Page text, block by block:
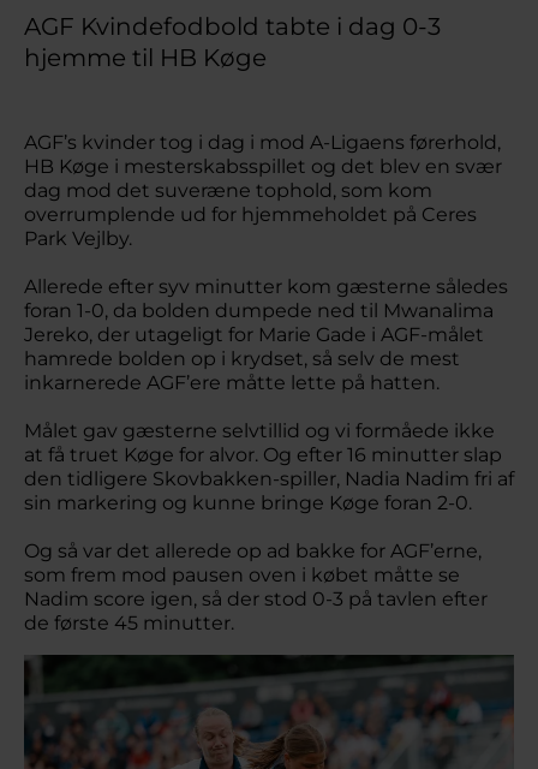
AGF Kvindefodbold tabte i dag 0-3
hjemme til HB Køge
AGF’s kvinder tog i dag i mod A-Ligaens førerhold,
HB Køge i mesterskabsspillet og det blev en svær
dag mod det suveræne tophold, som kom
overrumplende ud for hjemmeholdet på Ceres
Park Vejlby.
Allerede efter syv minutter kom gæsterne således
foran 1-0, da bolden dumpede ned til Mwanalima
Jereko, der utageligt for Marie Gade i AGF-målet
hamrede bolden op i krydset, så selv de mest
inkarnerede AGF’ere måtte lette på hatten.
Målet gav gæsterne selvtillid og vi formåede ikke
at få truet Køge for alvor. Og efter 16 minutter slap
den tidligere Skovbakken-spiller, Nadia Nadim fri af
sin markering og kunne bringe Køge foran 2-0.
Og så var det allerede op ad bakke for AGF’erne,
som frem mod pausen oven i købet måtte se
Nadim score igen, så der stod 0-3 på tavlen efter
de første 45 minutter.